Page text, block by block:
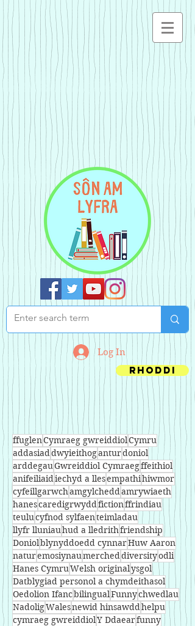
Log In
Rhoddi
ffuglenCymraeg gwreiddiolCymru
addasiaddwyieithoganturdoniol
arddegauGwreiddiol Cymraegffeithiol
anifeiliaidiechyd a llesempathihiwmor
cyfeillgarwchamgylcheddamrywiaeth
hanescaredigrwyddfictionffrindiau
teulucyfnod sylfaenteimladau
llyfr lluniauhud a lledrithfriendship
Doniolblynyddoedd cynnarHuw Aaron
naturemosiynaumercheddiversityodli
Hanes CymruWelsh originalysgol
Datblygiad personol a chymdeithasol
Oedolion IfancbilingualFunnychwedlau
NadoligWalesnewid hinsawddhelpu
cymraeg gwreiddiolY Ddaearfunny